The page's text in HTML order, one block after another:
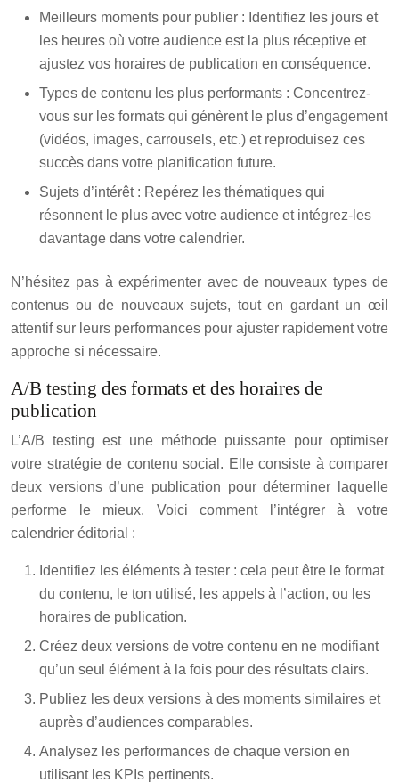
Meilleurs moments pour publier : Identifiez les jours et
les heures où votre audience est la plus réceptive et
ajustez vos horaires de publication en conséquence.
Types de contenu les plus performants : Concentrez-
vous sur les formats qui génèrent le plus d’engagement
(vidéos, images, carrousels, etc.) et reproduisez ces
succès dans votre planification future.
Sujets d’intérêt : Repérez les thématiques qui
résonnent le plus avec votre audience et intégrez-les
davantage dans votre calendrier.
N’hésitez pas à expérimenter avec de nouveaux types de
contenus ou de nouveaux sujets, tout en gardant un œil
attentif sur leurs performances pour ajuster rapidement votre
approche si nécessaire.
A/B testing des formats et des horaires de
publication
L’A/B testing est une méthode puissante pour optimiser
votre stratégie de contenu social. Elle consiste à comparer
deux versions d’une publication pour déterminer laquelle
performe le mieux. Voici comment l’intégrer à votre
calendrier éditorial :
Identifiez les éléments à tester : cela peut être le format
du contenu, le ton utilisé, les appels à l’action, ou les
horaires de publication.
Créez deux versions de votre contenu en ne modifiant
qu’un seul élément à la fois pour des résultats clairs.
Publiez les deux versions à des moments similaires et
auprès d’audiences comparables.
Analysez les performances de chaque version en
utilisant les KPIs pertinents.